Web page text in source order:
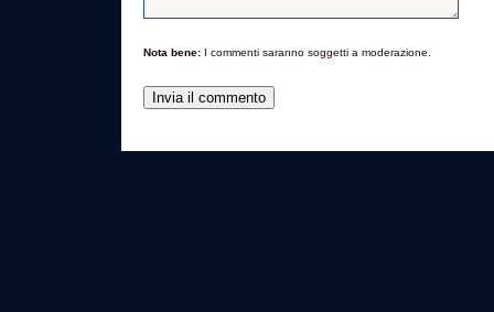
Nota bene: I commenti saranno soggetti a moderazione.